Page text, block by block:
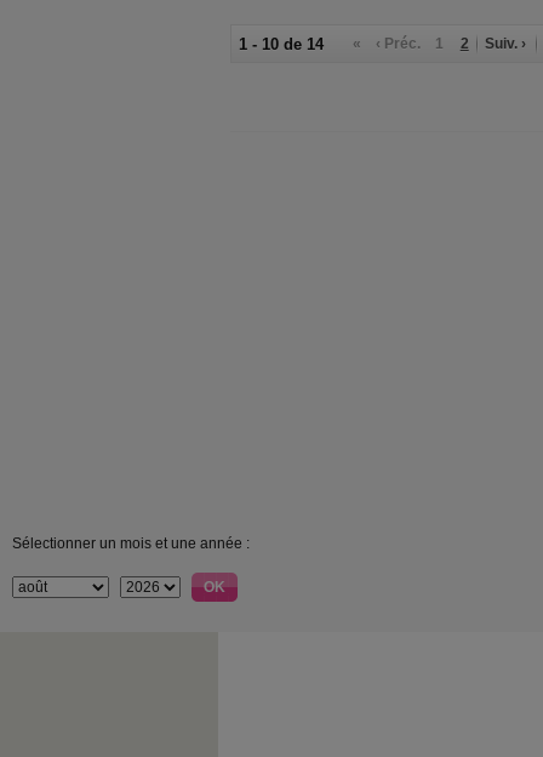
1 - 10 de 14 « ‹ Préc. 1 2 Suiv. ›
Sélectionner un mois et une année :